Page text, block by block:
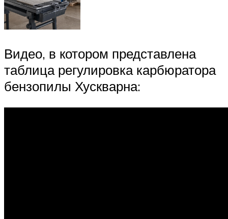
Видео, в котором представлена
таблица регулировка карбюратора
бензопилы Хускварна: